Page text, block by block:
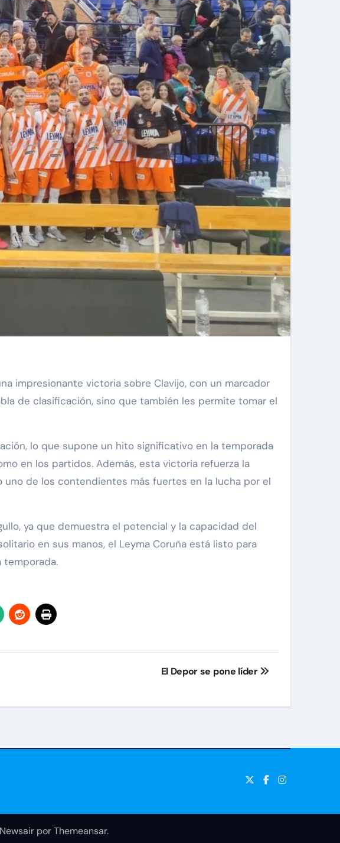
de clasificación, sino que también les permite tomar el
lo que supone un hito significativo en la temporada
en los partidos. Además, esta victoria refuerza la
de los contendientes más fuertes en la lucha por el
ya que demuestra el potencial y la capacidad del
en sus manos, el Leyma Coruña está listo para
El Depor se pone líder
NewsairporThemeansar.